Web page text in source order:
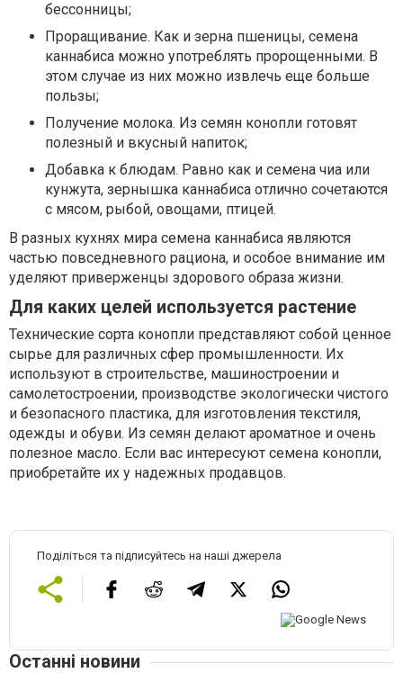
бессонницы;
Проращивание. Как и зерна пшеницы, семена
каннабиса можно употреблять пророщенными. В
этом случае из них можно извлечь еще больше
пользы;
Получение молока. Из семян конопли готовят
полезный и вкусный напиток;
Добавка к блюдам. Равно как и семена чиа или
кунжута, зернышка каннабиса отлично сочетаются
с мясом, рыбой, овощами, птицей.
В разных кухнях мира семена каннабиса являются
частью повседневного рациона, и особое внимание им
уделяют приверженцы здорового образа жизни.
Для каких целей используется растение
Технические сорта конопли представляют собой ценное
сырье для различных сфер промышленности. Их
используют в строительстве, машиностроении и
самолетостроении, производстве экологически чистого
и безопасного пластика, для изготовления текстиля,
одежды и обуви. Из семян делают ароматное и очень
полезное масло. Если вас интересуют семена конопли,
приобретайте их у надежных продавцов.
Поділіться та підписуйтесь на наші джерела
Останні новини